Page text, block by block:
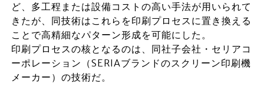
ど、多工程または設備コストの高い手法が用いられて
きたが、同技術はこれらを印刷プロセスに置き換える
ことで高精細なパターン形成を可能にした。
印刷プロセスの核となるのは、同社子会社・セリアコ
ーポレーション（SERIAブランドのスクリーン印刷機
メーカー）の技術だ。